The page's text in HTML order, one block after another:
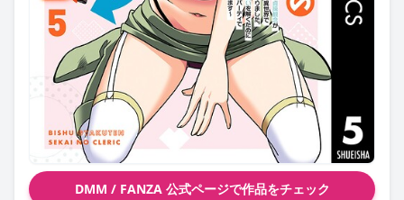
DMM / FANZA 公式ページで作品をチェック